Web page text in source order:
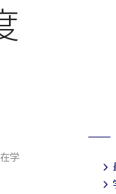
在学